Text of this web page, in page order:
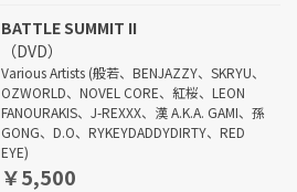
BATTLE SUMMIT II
（DVD）
Various Artists (般若、BENJAZZY、SKRYU、
OZWORLD、NOVEL CORE、紅桜、LEON
FANOURAKIS、J-REXXX、漢 A.K.A. GAMI、孫
GONG、D.O、RYKEYDADDYDIRTY、RED
EYE)
￥5,500